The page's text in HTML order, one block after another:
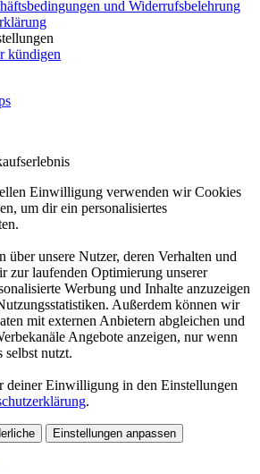
und Widerrufsbelehrung
kündigen
Einwilligung verwenden wir Cookies
um dir ein personalisiertes
über unsere Nutzer, deren Verhalten und
zur laufenden Optimierung unserer
Werbung und Inhalte anzuzeigen
Außerdem können wir
mit externen Anbietern abgleichen und
Angebote anzeigen, nur wenn
selbst nutzt.
deiner Einwilligung in den Einstellungen
.
Einstellungen anpassen